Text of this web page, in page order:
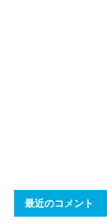
最近のコメント